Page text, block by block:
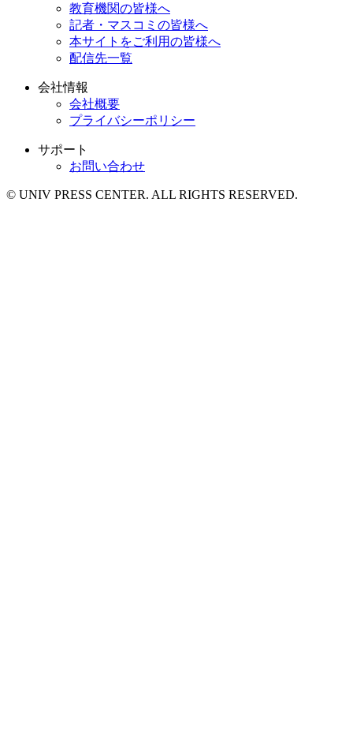
教育機関の皆様へ
記者・マスコミの皆様へ
本サイトをご利用の皆様へ
配信先一覧
会社情報
会社概要
プライバシーポリシー
サポート
お問い合わせ
© UNIV PRESS CENTER. ALL RIGHTS RESERVED.